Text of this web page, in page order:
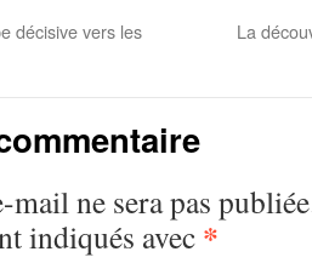
décisive vers les
La
mail ne sera pas
indiqués avec *